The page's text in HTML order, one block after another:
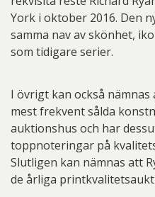
York i oktober 2016. Den
samma nav av skönhet,
som tidigare serier.
I övrigt kan också nämnas
mest frekvent sålda
auktionshus och har
toppnoteringar på
Slutligen kan nämnas att
de årliga